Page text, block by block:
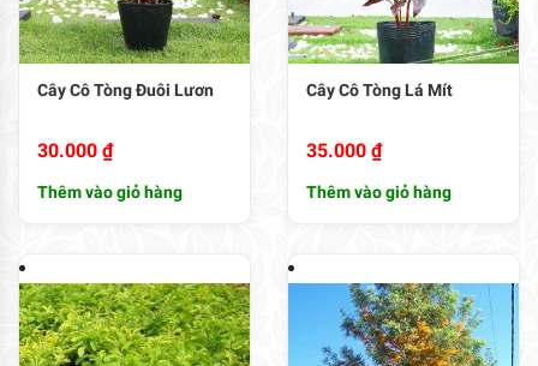
Cây Cô Tòng Đuôi Lươn
30.000 ₫
Thêm vào giỏ hàng
Cây Cô Tòng Lá Mít
35.000 ₫
Thêm vào giỏ hàng